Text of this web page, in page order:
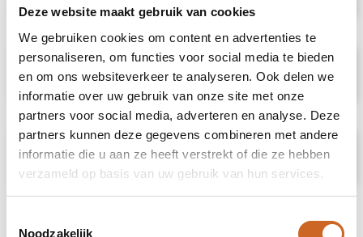
Deze website maakt gebruik van cookies
We gebruiken cookies om content en advertenties te
personaliseren, om functies voor social media te bieden
en om ons websiteverkeer te analyseren. Ook delen we
informatie over uw gebruik van onze site met onze
partners voor social media, adverteren en analyse. Deze
partners kunnen deze gegevens combineren met andere
informatie die u aan ze heeft verstrekt of die ze hebben
verzameld op basis van uw gebruik van hun services.
Noodzakelijk
Specificaties
Prijsspecificaties